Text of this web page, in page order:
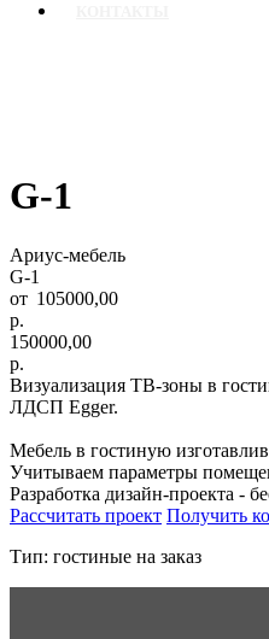
G-1
Ариус-мебель
G-1
105000,00
р.
150000,00
р.
Визуализация ТВ-зоны в
ЛДСП Egger.
Мебель в гостиную
Учитываем параметры
Разработка дизайн-проекта -
Рассчитать проект Получить
Тип: гостиные на заказ